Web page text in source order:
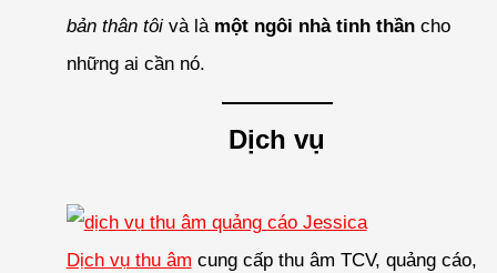
bản thân tôivà là một ngôi nhà tinh thầncho
những ai cần nó.
Dịch vụ
Dịch vụ thu âm cung cấp thu âm TCV, quảng cáo,